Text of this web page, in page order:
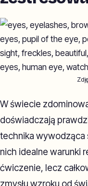
W świecie
doświadczają
technika wywodząca
nich idealne warunki
ćwiczenie, lecz
zmysłu wzroku od